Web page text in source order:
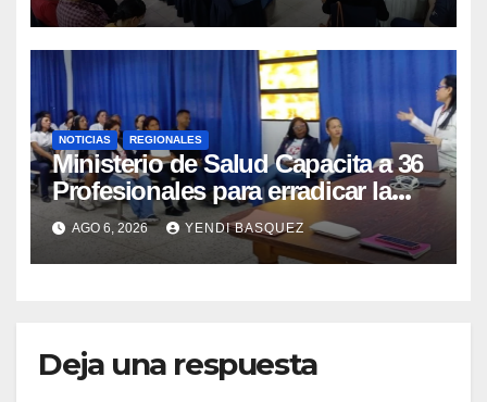
NOTICIAS REGIONALES
Ministerio de Salud Capacita a 36
Profesionales para erradicar la
Tuberculosis en Yaracuy
AGO 6, 2026 YENDI BASQUEZ
Deja una respuesta